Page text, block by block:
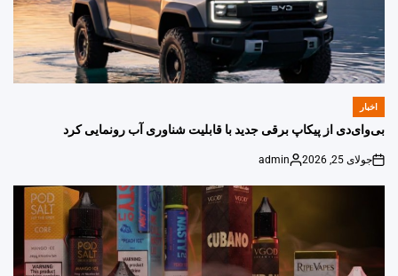
POSTED
اخبار
بی‌وای‌دی از پیکاپ برقی جدید با قابلیت شناوری آب رونمایی کرد
on
جولای 25, 2026
Posted
admin